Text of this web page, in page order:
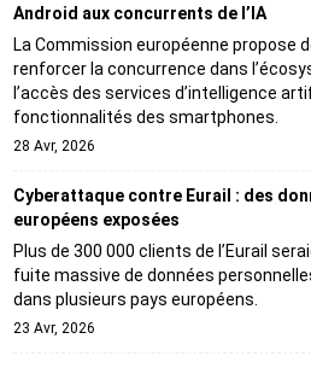
Android aux concurrents de l’IA
La Commission européenne propose
renforcer la concurrence dans
l’accès des services d’intelligence
fonctionnalités des smartphones.
28 Avr, 2026
Cyberattaque contre Eurail : des
européens exposées
Plus de 300 000 clients de l’Eurail
fuite massive de données
dans plusieurs pays européens.
23 Avr, 2026